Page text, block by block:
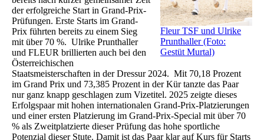
Fleur TSF und Ulrike
Prunthaller (Foto:
Gestüt Murtal)
der erfolgreiche Start in Grand-Prix-
Prüfungen. Erste Starts im Grand-
Prix führten bereits zu einem Sieg
mit über 70 %. Ulrike Prunthaller
und FLEUR brillierten auch bei den
Österreichischen
Staatsmeisterschaften in der Dressur 2024. Mit 70,18 Prozent
im Grand Prix und 73,385 Prozent in der Kür tanzte das Paar
nur ganz knapp geschlagen zum Vizetitel. 2025 zeigte dieses
Erfolgspaar mit hohen internationalen Grand-Prix-Platzierungen
und einer ersten Platzierung im Grand-Prix-Special mit über 70
% als Zweitplatzierte dieser Prüfung das hohe sportliche
Potenzial dieser Stute. Damit ist das Paar klar auf Kurs für Starts